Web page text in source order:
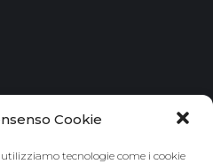
Cookie
tecnologie come i cookie
come realizzare strutture